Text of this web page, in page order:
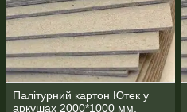
Палітурний картон Ютек у
аркушах 2000*1000 мм,